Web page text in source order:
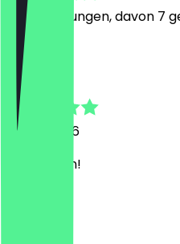
Bewertungen, davon 7
Tatyana
4. Juni 2026
Sehr schön!